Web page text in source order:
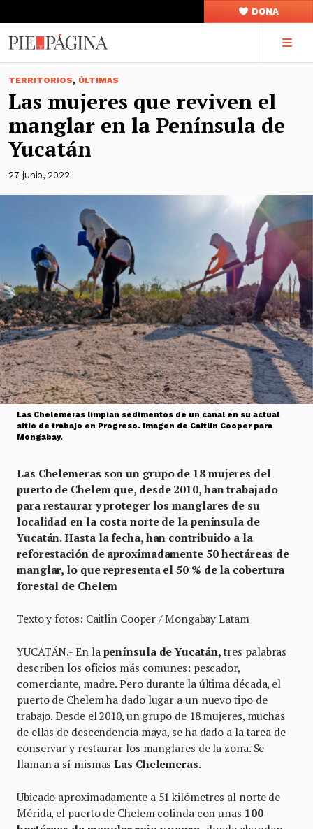
DONA
TERRITORIOS, ÚLTIMAS
Las mujeres que reviven el
manglar en la Península de
Yucatán
27 junio, 2022
Las Chelemeras limpian sedimentos de un canal en su actual
sitio de trabajo en Progreso. Imagen de Caitlin Cooper para
Mongabay.
Las Chelemeras son un grupo de 18 mujeres del
puerto de Chelem que, desde 2010, han trabajado
para restaurar y proteger los manglares de su
localidad en la costa norte de la península de
Yucatán. Hasta la fecha, han contribuido a la
reforestación de aproximadamente 50 hectáreas de
manglar, lo que representa el 50 % de la cobertura
forestal de Chelem
Texto y fotos: Caitlin Cooper / Mongabay Latam
YUCATÁN.- En la península de Yucatán,tres palabras
describen los oficios más comunes: pescador,
comerciante, madre. Pero durante la última década, el
puerto de Chelem ha dado lugar a un nuevo tipo de
trabajo. Desde el 2010, un grupo de 18 mujeres, muchas
de ellas de descendencia maya, se ha dado a la tarea de
conservar y restaurar los manglares de la zona. Se
llaman a sí mismasLas Chelemeras.
Ubicado aproximadamente a 51 kilómetros al norte de
Mérida, el puerto de Chelem colinda con unas 100